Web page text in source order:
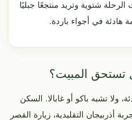
الرحلة شتوية وتريد منتجعًا جبليًا
هادئة في أجواء باردة.
المبيت؟
ولا تشبه باكو أو غابالا. السكن
أذربيجان التقليدية، زيارة القصر